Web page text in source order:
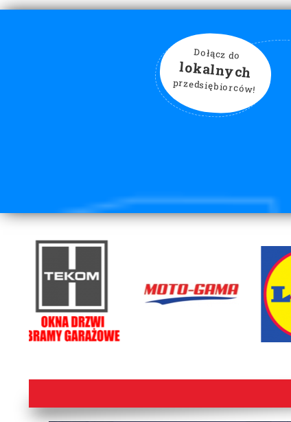
Dołącz do
lokalnych
przedsiębiorców!
lorem ipsum